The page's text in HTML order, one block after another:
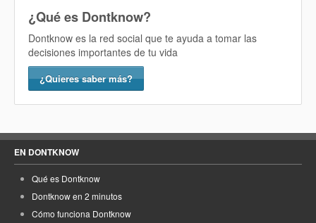
¿Qué es Dontknow?
Dontknow es la red social que te ayuda a tomar las
decisiones importantes de tu vida
¿Quieres saber más?
EN DONTKNOW
Qué es Dontknow
Dontknow en 2 minutos
Cómo funciona Dontknow